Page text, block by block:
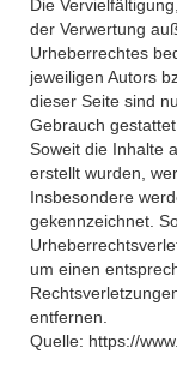
Die
der Verwertung
Urheberrechtes
jeweiligen Autors
dieser Seite sind
Gebrauch gestattet.
Soweit die Inhalte
erstellt wurden,
Insbesondere
gekennzeichnet.
um einen
entfernen.
Quelle: https://